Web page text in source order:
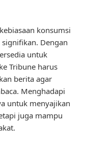
konsumsi
Dengan
untuk
Tribune harus
berita agar
Menghadapi
untuk menyajikan
juga mampu